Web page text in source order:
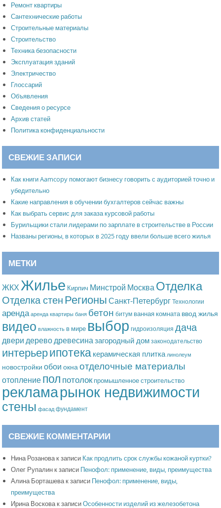
Ремонт квартиры
Сантехнические работы
Строительные материалы
Строительство
Техника безопасности
Эксплуатация зданий
Электричество
Глоссарий
Объявления
Сведения о ресурсе
Архив статей
Политика конфиденциальности
СВЕЖИЕ ЗАПИСИ
Как книги Aamcopy помогают бизнесу говорить с аудиторией точно и
убедительно
Какие направления в обучении бухгалтеров сейчас важны
Как выбрать сервис для заказа курсовой работы
Бурильщики стали лидерами по зарплате в строительстве в России
Названы регионы, в которых в 2025 году ввели больше всего жилья
МЕТКИ
ЖКХ Жилье Кирпич Минстрой МоскваОтделка
Отделка стенРегионы Санкт-Петербург Технологии
аренда аренда квартиры баня бетон битум ванная комната ввод жилья
видео влажность в мире выбор гидроизоляция дача
двери дереводревесиназагородный дом законодательство
интерьерипотека керамическая плитка линолеум
новостройки обои окнаотделочные материалы
отоплениепол потолок промышленное строительство
рекламарынок недвижимости
стены фасад фундамент
СВЕЖИЕ КОММЕНТАРИИ
Нина Розановак записи Как продлить срок службы кожаной куртки?
Олег Рупалин к записи Пенофол: применение, виды, преимущества
Алина Борташевак записи Пенофол: применение, виды,
преимущества
Ирина Восковак записиОсобенности изделий из железобетона